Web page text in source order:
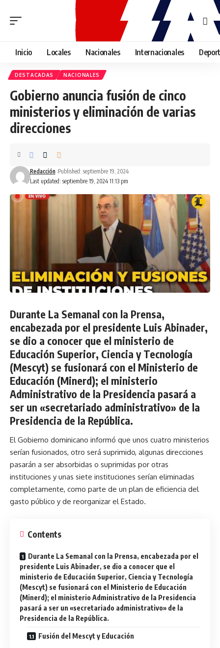
Inicio Locales Nacionales Internacionales
DESTACADAS NACIONALES
Gobierno anuncia fusión de cinco
ministerios y eliminación de varias
direcciones
Last updated: septiembre 19, 2024 11:13 pm
Redacción Published: septiembre 19, 2024
Durante La Semanal con la Prensa,
encabezada por el presidente Luis Abinader,
se dio a conocer que el ministerio de
Educación Superior, Ciencia y Tecnología
(Mescyt) se fusionará con el Ministerio de
Educación (Minerd); el ministerio
Administrativo de la Presidencia pasará a
ser un «secretariado administrativo» de la
Presidencia de la República.
El Gobierno dominicano informó que unos cuatro ministerios
serían fusionados, otro será suprimido, algunas direcciones
pasarán a ser absorbidas o suprimidas por otras
instituciones y unas siete instituciones serían eliminadas
completamente, como parte de un plan de eficiencia del
gasto público y de reorganizar el Estado.
Contents
Durante La Semanal con la Prensa, encabezada por el
presidente Luis Abinader, se dio a conocer que el
ministerio de Educación Superior, Ciencia y Tecnología
(Mescyt) se fusionará con el Ministerio de Educación
(Minerd); el ministerio Administrativo de la Presidencia
pasará a ser un «secretariado administrativo» de la
Presidencia de la República.
Fusión del Mescyt y Educación